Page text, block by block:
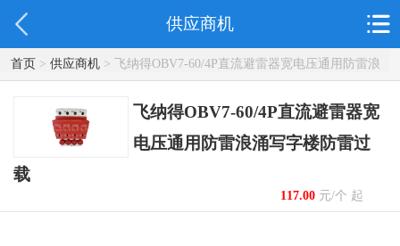
供应商机
首页> 供应商机> 飞纳得OBV7-60/4P直流避雷器宽电压通用防雷浪
涌写字楼防雷过载
飞纳得OBV7-60/4P直流避雷器宽
电压通用防雷浪涌写字楼防雷过
载
117.00元/个 起